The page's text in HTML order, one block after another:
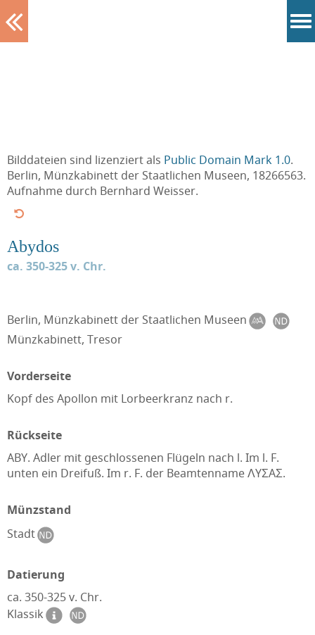
Bilddateien sind lizenziert als Public Domain Mark 1.0.
Berlin, Münzkabinett der Staatlichen Museen, 18266563.
Aufnahme durch Bernhard Weisser.
Abydos
ca. 350-325 v. Chr.
Berlin, Münzkabinett der Staatlichen Museen
Münzkabinett, Tresor
Vorderseite
Kopf des Apollon mit Lorbeerkranz nach r.
Rückseite
ABY. Adler mit geschlossenen Flügeln nach l. Im l. F.
unten ein Dreifuß. Im r. F. der Beamtenname ΛYΣAΣ.
Münzstand
Stadt
Datierung
ca. 350-325 v. Chr.
Klassik